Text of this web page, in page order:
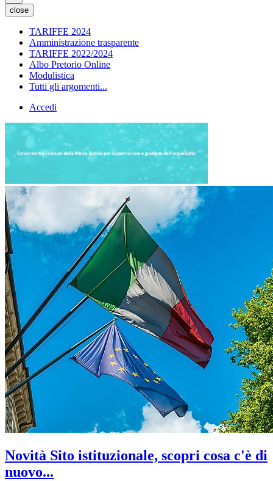
close
TARIFFE 2024
Amministrazione trasparente
TARIFFE 2022/2024
Albo Pretorio Online
Modulistica
Tutti gli argomenti...
Accedi
Novità Sito istituzionale, scopri cosa c'è di
nuovo...